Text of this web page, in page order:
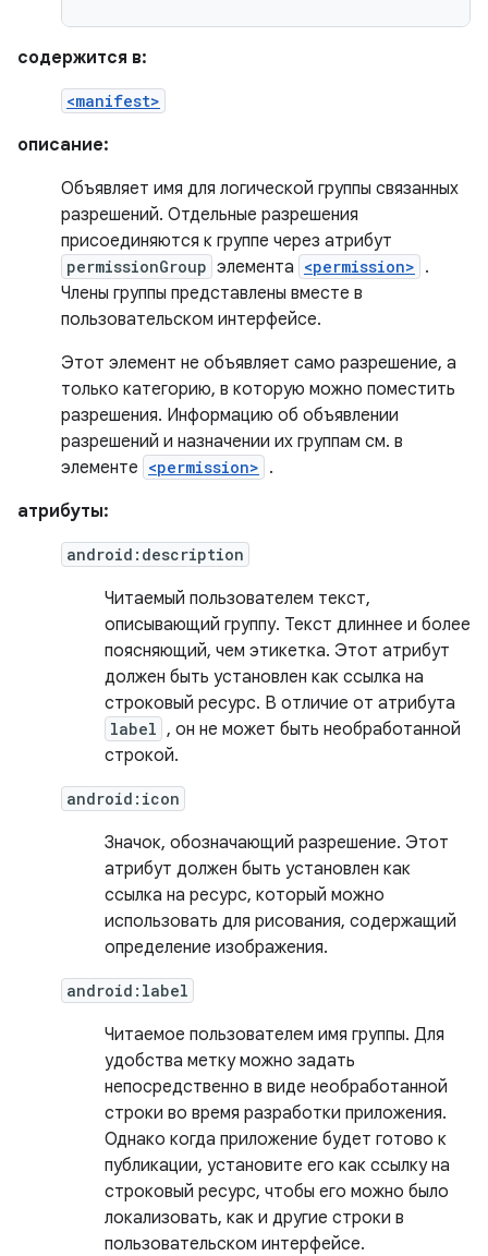
содержится в:
<manifest>
описание:
Объявляет имя для логической группы связанных
разрешений. Отдельные разрешения
присоединяются к группе через атрибут
permissionGroup элемента <permission> .
Члены группы представлены вместе в
пользовательском интерфейсе.
Этот элемент не объявляет само разрешение, а
только категорию, в которую можно поместить
разрешения. Информацию об объявлении
разрешений и назначении их группам см. в
элементе <permission> .
атрибуты:
android:description
Читаемый пользователем текст,
описывающий группу. Текст длиннее и более
поясняющий, чем этикетка. Этот атрибут
должен быть установлен как ссылка на
строковый ресурс. В отличие от атрибута
label , он не может быть необработанной
строкой.
android:icon
Значок, обозначающий разрешение. Этот
атрибут должен быть установлен как
ссылка на ресурс, который можно
использовать для рисования, содержащий
определение изображения.
android:label
Читаемое пользователем имя группы. Для
удобства метку можно задать
непосредственно в виде необработанной
строки во время разработки приложения.
Однако когда приложение будет готово к
публикации, установите его как ссылку на
строковый ресурс, чтобы его можно было
локализовать, как и другие строки в
пользовательском интерфейсе.